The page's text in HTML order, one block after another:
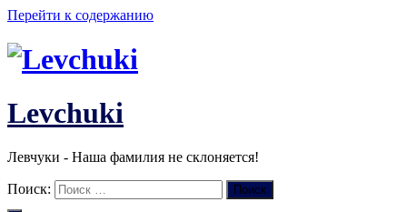
Перейти к содержанию
Levchuki
Левчуки - Наша фамилия не склоняется!
Поиск: Поиск